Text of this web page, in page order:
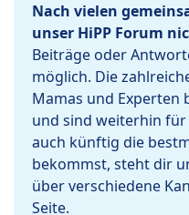
Nach vielen
unser HiPP Forum
Beiträge oder
möglich. Die
Mamas und Experten
und sind weiterhin
auch künftig die
bekommst, steht dir
über verschiedene
Seite.